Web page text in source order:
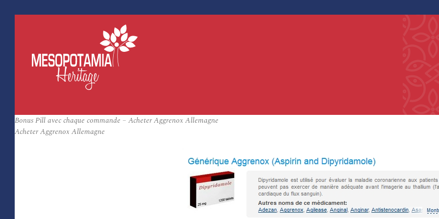
Bonus Pill avec chaque commande – Acheter Aggrenox Allemagne
Acheter Aggrenox Allemagne